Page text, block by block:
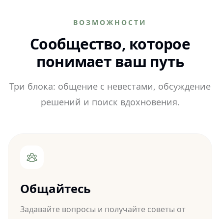
ВОЗМОЖНОСТИ
Сообщество, которое
понимает ваш путь
Три блока: общение с невестами, обсуждение
решений и поиск вдохновения.
Общайтесь
Задавайте вопросы и получайте советы от